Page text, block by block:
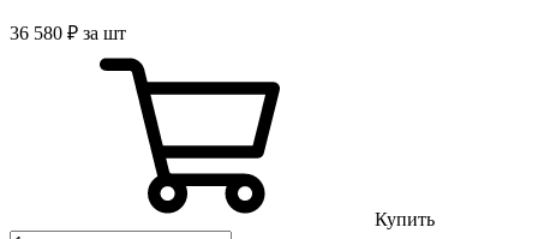
36 580 ₽ за шт
Купить